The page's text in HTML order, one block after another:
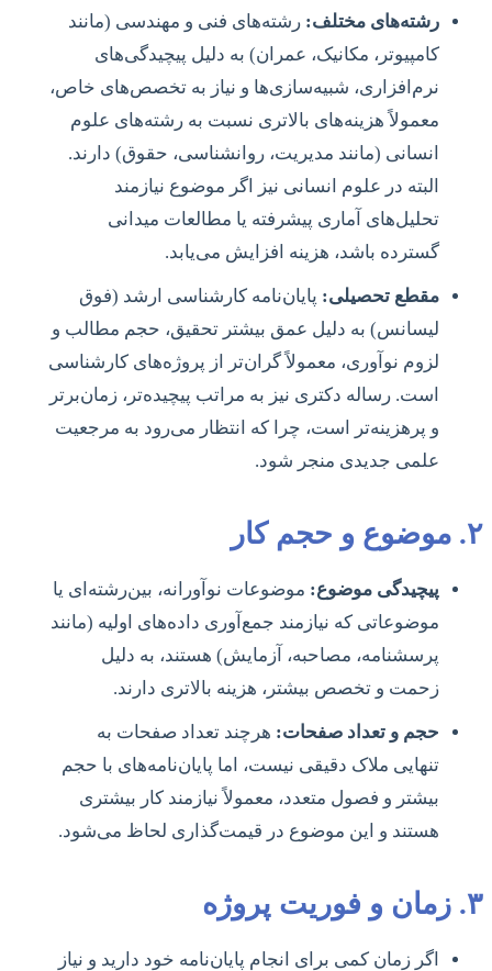
رشته‌های مختلف: رشته‌های فنی و مهندسی (مانند
کامپیوتر، مکانیک، عمران) به دلیل پیچیدگی‌های
نرم‌افزاری، شبیه‌سازی‌ها و نیاز به تخصص‌های خاص،
معمولاً هزینه‌های بالاتری نسبت به رشته‌های علوم
انسانی (مانند مدیریت، روانشناسی، حقوق) دارند.
البته در علوم انسانی نیز اگر موضوع نیازمند
تحلیل‌های آماری پیشرفته یا مطالعات میدانی
گسترده باشد، هزینه افزایش می‌یابد.
مقطع تحصیلی: پایان‌نامه کارشناسی ارشد (فوق
لیسانس) به دلیل عمق بیشتر تحقیق، حجم مطالب و
لزوم نوآوری، معمولاً گران‌تر از پروژه‌های کارشناسی
است. رساله دکتری نیز به مراتب پیچیده‌تر، زمان‌برتر
و پرهزینه‌تر است، چرا که انتظار می‌رود به مرجعیت
علمی جدیدی منجر شود.
۲. موضوع و حجم کار
پیچیدگی موضوع: موضوعات نوآورانه، بین‌رشته‌ای یا
موضوعاتی که نیازمند جمع‌آوری داده‌های اولیه (مانند
پرسشنامه، مصاحبه، آزمایش) هستند، به دلیل
زحمت و تخصص بیشتر، هزینه بالاتری دارند.
حجم و تعداد صفحات: هرچند تعداد صفحات به
تنهایی ملاک دقیقی نیست، اما پایان‌نامه‌های با حجم
بیشتر و فصول متعدد، معمولاً نیازمند کار بیشتری
هستند و این موضوع در قیمت‌گذاری لحاظ می‌شود.
۳. زمان و فوریت پروژه
اگر زمان کمی برای انجام پایان‌نامه خود دارید و نیاز